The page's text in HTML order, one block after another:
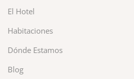
El Hotel
Habitaciones
Dónde Estamos
Blog